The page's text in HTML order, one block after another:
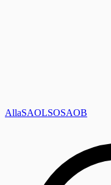
AllaSAOLSOSAOB